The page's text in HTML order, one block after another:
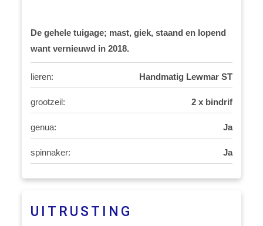
De gehele tuigage; mast, giek, staand en lopend
want vernieuwd in 2018.
lieren: Handmatig Lewmar ST
grootzeil: 2 x bindrif
genua: Ja
spinnaker: Ja
UITRUSTING